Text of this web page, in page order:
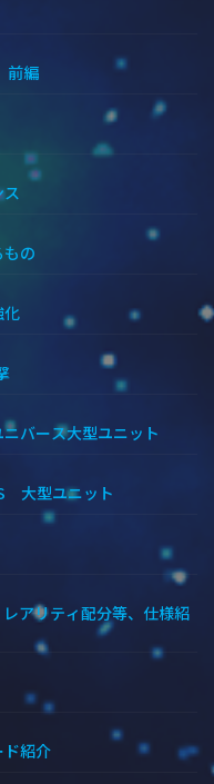
前編
の
バース大型ユニット
大型ユニット
アリティ配分等、仕様紹
ド紹介